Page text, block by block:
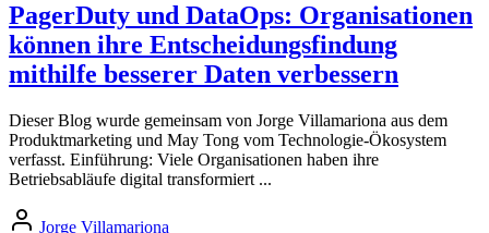
PagerDuty und DataOps: Organisationen
können ihre Entscheidungsfindung
mithilfe besserer Daten verbessern
Dieser Blog wurde gemeinsam von Jorge Villamariona aus dem
Produktmarketing und May Tong vom Technologie-Ökosystem
verfasst. Einführung: Viele Organisationen haben ihre
Betriebsabläufe digital transformiert ...
Jorge Villamariona